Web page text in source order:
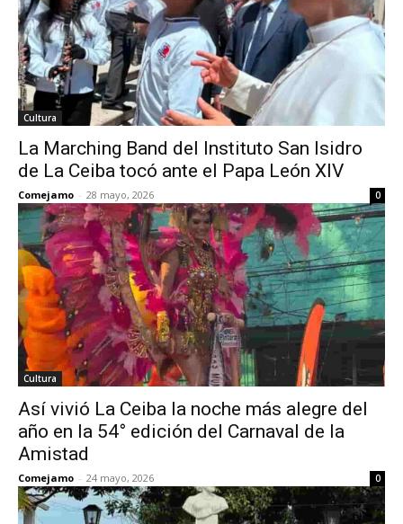
Cultura
La Marching Band del Instituto San Isidro
de La Ceiba tocó ante el Papa León XIV
Comejamo - 28 mayo, 2026 0
Cultura
Así vivió La Ceiba la noche más alegre del
año en la 54° edición del Carnaval de la
Amistad
Comejamo - 24 mayo, 2026 0